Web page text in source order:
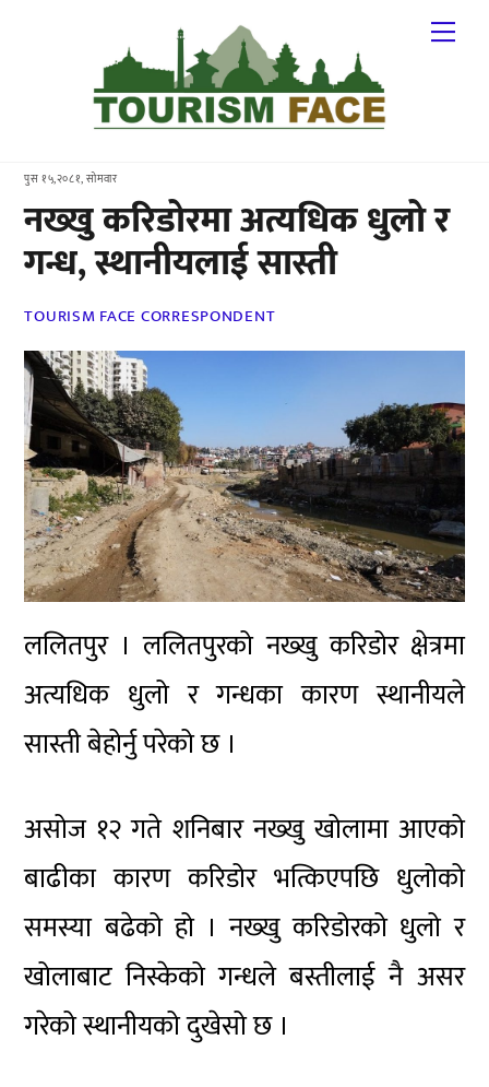
पुस १५,२०८१, सोमवार
नख्खु करिडोरमा अत्यधिक धुलो र
गन्ध, स्थानीयलाई सास्ती
TOURISM FACE CORRESPONDENT
ललितपुर । ललितपुरको नख्खु करिडोर क्षेत्रमा
अत्यधिक धुलो र गन्धका कारण स्थानीयले
सास्ती बेहोर्नु परेको छ ।
असोज १२ गते शनिबार नख्खु खोलामा आएको
बाढीका कारण करिडोर भत्किएपछि धुलोको
समस्या बढेको हो । नख्खु करिडोरको धुलो र
खोलाबाट निस्केको गन्धले बस्तीलाई नै असर
गरेको स्थानीयको दुखेसो छ ।